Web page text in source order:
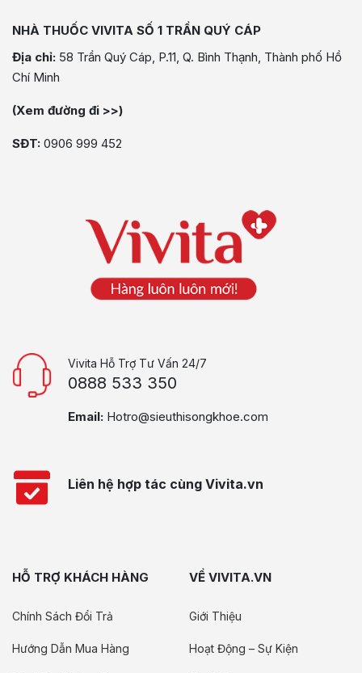
NHÀ THUỐC VIVITA SỐ 1 TRẦN QUÝ CÁP
Địa chỉ: 58 Trần Quý Cáp, P.11, Q. Bình Thạnh, Thành phố Hồ
Chí Minh
(Xem đường đi >>)
SĐT: 0906 999 452
Vivita Hỗ Trợ Tư Vấn 24/7
0888 533 350
Email: Hotro@sieuthisongkhoe.com
Liên hệ hợp tác cùng Vivita.vn
HỖ TRỢ KHÁCH HÀNG
Chính Sách Đổi Trả
Hướng Dẫn Mua Hàng
VỀ VIVITA.VN
Giới Thiệu
Hoạt Động – Sự Kiện